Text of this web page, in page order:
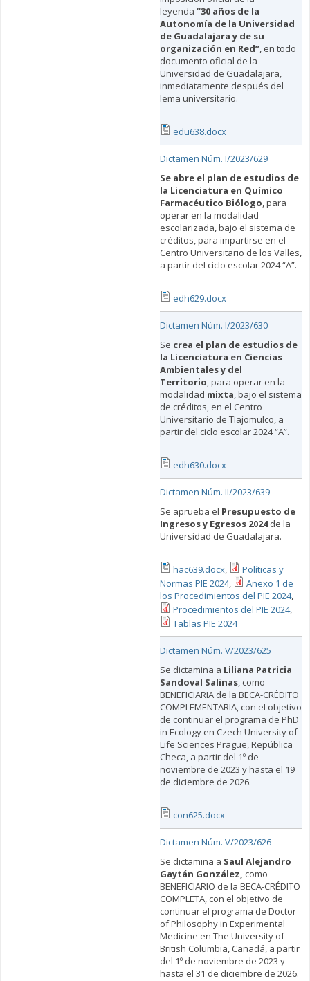
leyenda “30 años de la
Autonomía de la Universidad
de Guadalajara y de su
organización en Red”, en todo
documento oficial de la
Universidad de Guadalajara,
inmediatamente después del
lema universitario.
edu638.docx
Dictamen Núm. I/2023/629
Se abre el plan de estudios de
la Licenciatura en Químico
Farmacéutico Biólogo, para
operar en la modalidad
escolarizada, bajo el sistema de
créditos, para impartirse en el
Centro Universitario de los Valles,
a partir del ciclo escolar 2024 “A”.
edh629.docx
Dictamen Núm. I/2023/630
Se crea el plan de estudios de
la Licenciatura en Ciencias
Ambientales y del
Territorio, para operar en la
modalidad mixta, bajo el sistema
de créditos, en el Centro
Universitario de Tlajomulco, a
partir del ciclo escolar 2024 “A”.
edh630.docx
Dictamen Núm. II/2023/639
Se aprueba el Presupuesto de
Ingresos y Egresos 2024de la
Universidad de Guadalajara.
hac639.docx,
Políticas y
Normas PIE 2024,
Anexo 1 de
los Procedimientos del PIE 2024,
Procedimientos del PIE 2024,
Tablas PIE 2024
Dictamen Núm. V/2023/625
Se dictamina a Liliana Patricia
Sandoval Salinas, como
BENEFICIARIA de la BECA-CRÉDITO
COMPLEMENTARIA, con el objetivo
de continuar el programa de PhD
in Ecology en Czech University of
Life Sciences Prague, República
Checa, a partir del 1º de
noviembre de 2023 y hasta el 19
de diciembre de 2026.
con625.docx
Dictamen Núm. V/2023/626
Se dictamina a Saul Alejandro
Gaytán González, como
BENEFICIARIO de la BECA-CRÉDITO
COMPLETA, con el objetivo de
continuar el programa de Doctor
of Philosophy in Experimental
Medicine en The University of
British Columbia, Canadá, a partir
del 1º de noviembre de 2023 y
hasta el 31 de diciembre de 2026.